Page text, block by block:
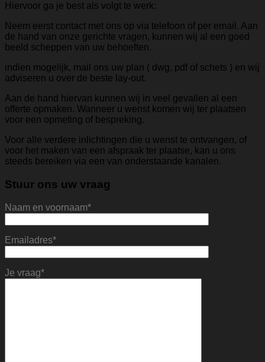
Hiervoor ga je best als volgt te werk:
Neem eerst contact met ons op via telefoon of per email. Aan
de hand van onze gerichte vragen, kunnen wij al een goed
beeld scheppen van uw behoeften.
indien mogelijk, mail ons uw plan ( dwg, pdf of schets ) en wij
adviseren u over de beste lay-out.
Aan de hand hiervan kunnen wij in veel gevallen al een
offerte opmaken. Wanneer u wenst komen wij ter plaatsen
voor een opmeting of bespreking.
Voor alle verdere inlichtingen die u wenst te ontvangen, of
voor het maken van een afspraak ter plaatse, kan u ons
steeds bereiken via een van onderstaande kanalen.
Stuur ons uw vraag
Naam en voornaam*
Emailadres*
Je vraag*